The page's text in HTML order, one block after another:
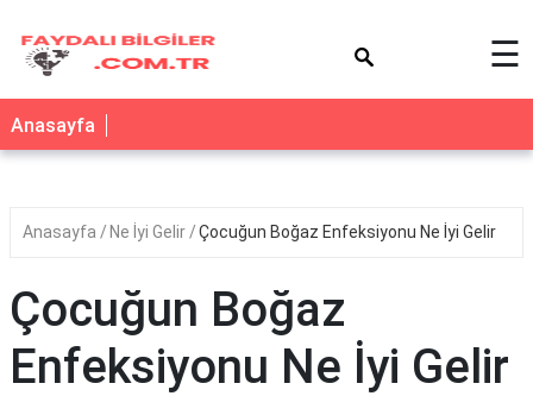
☰
Anasayfa
Anasayfa Ne İyi Gelir Çocuğun Boğaz Enfeksiyonu Ne İyi Gelir
Çocuğun Boğaz
Enfeksiyonu Ne İyi Gelir